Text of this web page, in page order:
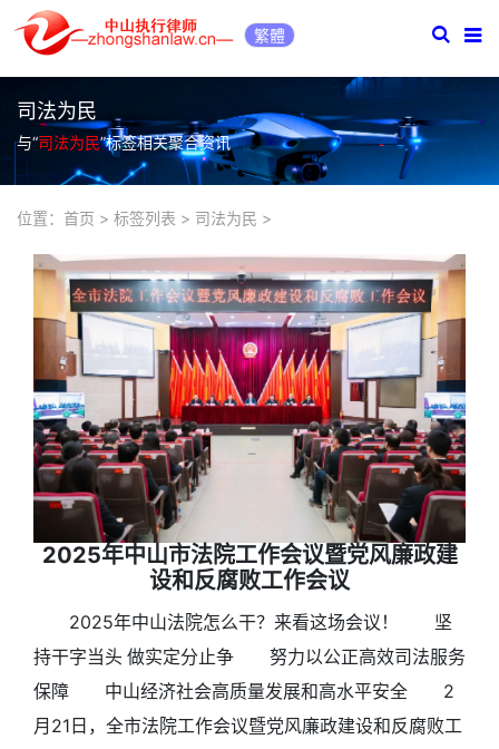
繁體
司法为民
与“司法为民”标签相关聚合资讯
位置： 首页 > 标签列表 > 司法为民 >
2025年中山市法院工作会议暨党风廉政建
设和反腐败工作会议
2025年中山法院怎么干？来看这场会议！ 坚
持干字当头 做实定分止争 努力以公正高效司法服务
保障 中山经济社会高质量发展和高水平安全 2
月21日，全市法院工作会议暨党风廉政建设和反腐败工